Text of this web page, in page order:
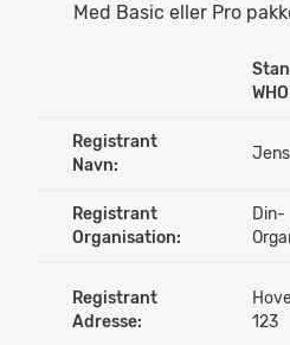
Med Basic eller Pro
Registrant
Navn:
Registrant
Organisation:
Din-
Registrant
Adresse:
123